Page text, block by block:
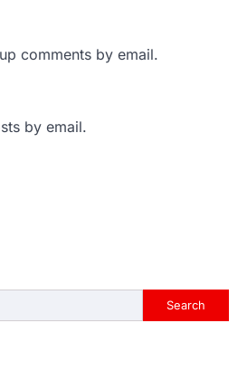
comments by email.
by email.
Search